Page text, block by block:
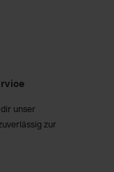
unser
zur